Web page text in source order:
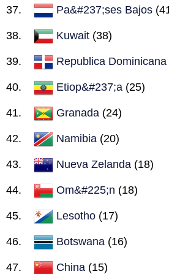
Pa&#237;ses Bajos
Kuwait (38)
Republica Dominicana
Etiop&#237;a (25)
Granada (24)
Namibia (20)
Nueva Zelanda (18)
Om&#225;n (18)
Lesotho (17)
Botswana (16)
China (15)